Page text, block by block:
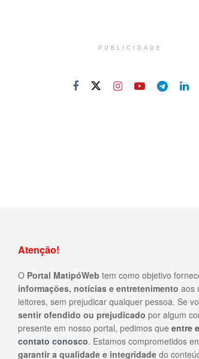
PUBLICIDADE
Atenção!
O Portal MatipóWeb tem como objetivo
informações, notícias e entretenimento aos
leitores, sem prejudicar qualquer pessoa. Se
sentir ofendido ou prejudicado por algum
presente em nosso portal, pedimos que entre
contato conosco. Estamos comprometidos
garantir a qualidade e integridade do